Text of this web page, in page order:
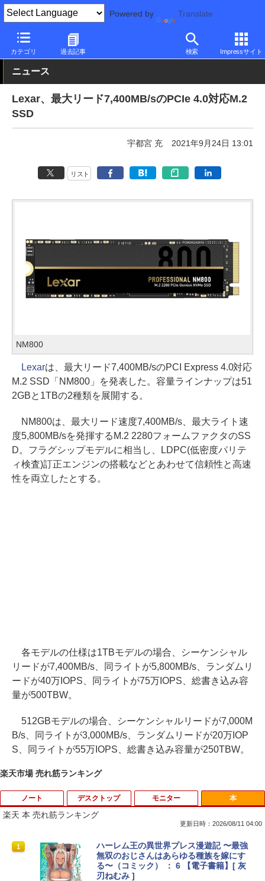
Powered by Translate
カテゴリ 過去記事 検索 Impressサイト
PC Watch 半導体/周辺機器
ニュース
Lexar、最大リード7,400MB/sのPCIe 4.0対応M.2
SSD
宇都宮 充 2021年9月24日 13:01
リスト
NM800
Lexarは、最大リード7,400MB/sのPCI Express 4.0対応
M.2 SSD「NM800」を発表した。容量ラインナップは51
2GBと1TBの2種類を展開する。
NM800は、最大リード速度7,400MB/s、最大ライト速
度5,800MB/sを発揮するM.2 2280フォームファクタのSS
D。フラグシップモデルに相当し、LDPC(低密度パリテ
ィ検査)訂正エンジンの搭載などとあわせて信頼性と高速
性を両立したとする。
各モデルの仕様は1TBモデルの場合、シーケンシャル
リードが7,400MB/s、同ライトが5,800MB/s、ランダムリ
ードが40万IOPS、同ライトが75万IOPS、総書き込み容
量が500TBW。
512GBモデルの場合、シーケンシャルリードが7,000M
B/s、同ライトが3,000MB/s、ランダムリードが20万IOP
S、同ライトが55万IOPS、総書き込み容量が250TBW。
楽天市場 売れ筋ランキング
ノート
1
中古ノートパソコン・ windows11 offic
e付・整備済み品・富士通 ARROWS Tab
Q508 文教モデル 10.1型 WUXGA タブレ
ットPC (Atom / 4GB / 128GB / Window
デスクトップ
1
地デジ BS TV 視聴 Youtube 動画 23.8 i
n NEC ラビ LAVIE Direct DA570M 整備
済 第8世代 Corei5 デスクトップパソコン
SSD512GB ＋ HDD1TB 中古 一体型 WI
モニター
1
モバイルモニター HAILESI S123E 12.3
インチ タッチパネル タッチペン対応 モ
バイルディスプレイ 1920x1280 フルHD
3:2比率 100％sRGB広色域 高輝度300nit
本
楽天 本 売れ筋ランキング
更新日時：2026/08/11 04:00
1
ハーレム王の異世界プレス漫遊記 〜最強
無双のおじさんはあらゆる種族を嫁にす
る〜（コミック） ： 6 【電子書籍】[ 灰
刃ねむみ ]